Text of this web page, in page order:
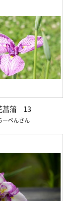
菖蒲 13
ーべん